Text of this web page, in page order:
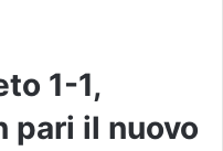
1-1,
pari il nuovo